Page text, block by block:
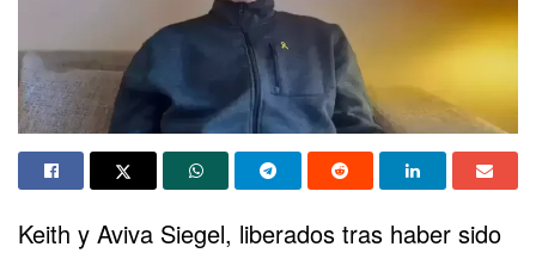
Keith y Aviva Siegel, liberados tras haber sido